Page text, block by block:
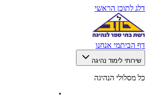
דלג לתוכן הראשי
דף הביתמי אנחנו
שירותי לימוד נהיגה
כל מסלולי הנהיגה